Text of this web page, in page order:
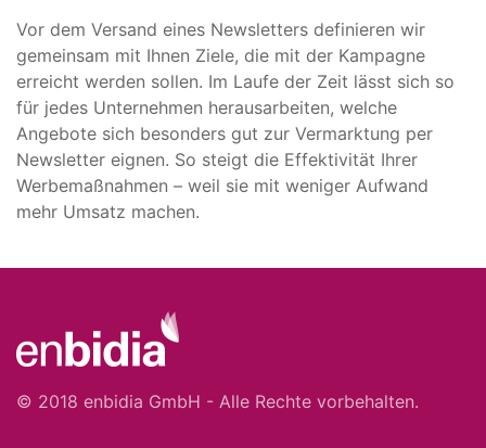
Vor dem Versand eines Newsletters definieren wir
gemeinsam mit Ihnen Ziele, die mit der Kampagne
erreicht werden sollen. Im Laufe der Zeit lässt sich so
für jedes Unternehmen herausarbeiten, welche
Angebote sich besonders gut zur Vermarktung per
Newsletter eignen. So steigt die Effektivität Ihrer
Werbemaßnahmen – weil sie mit weniger Aufwand
mehr Umsatz machen.
© 2018 enbidia GmbH - Alle Rechte vorbehalten.